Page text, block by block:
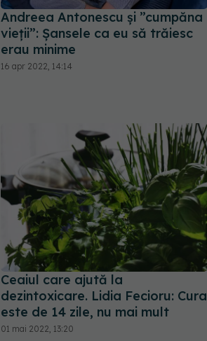
Andreea Antonescu și ”cumpăna
vieții”: Șansele ca eu să trăiesc
erau minime
16 apr 2022, 14:14
Ceaiul care ajută la
dezintoxicare. Lidia Fecioru: Cura
este de 14 zile, nu mai mult
01 mai 2022, 13:20